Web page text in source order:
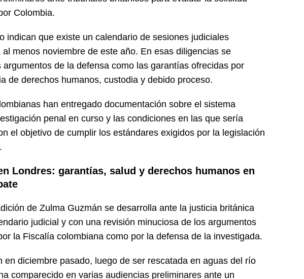
Colombia.
indican que existe un calendario de sesiones judiciales
menos noviembre de este año. En esas diligencias se
argumentos de la defensa como las garantías ofrecidas por
de derechos humanos, custodia y debido proceso.
han entregado documentación sobre el sistema
penal en curso y las condiciones en las que sería
el objetivo de cumplir los estándares exigidos por la legislación
Londres: garantías, salud y derechos humanos en
de Zulma Guzmán se desarrolla ante la justicia británica
judicial y con una revisión minuciosa de los argumentos
la Fiscalía colombiana como por la defensa de la investigada.
en diciembre pasado, luego de ser rescatada en aguas del río
comparecido en varias audiencias preliminares ante un